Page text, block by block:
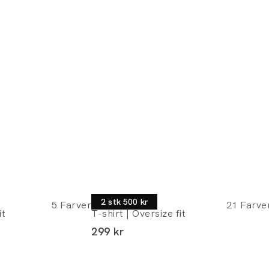
5 Farver 2 stk 500 kr
Lindbergh
T-shirt | Oversize fit
21
I alt (inkl. rabat)
299 kr